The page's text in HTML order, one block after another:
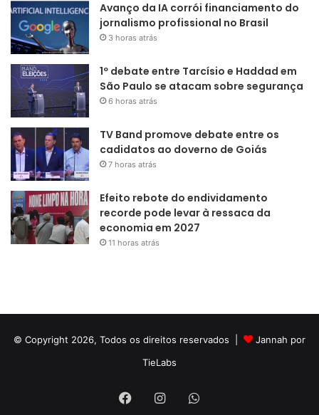
Avanço da IA corrói financiamento do
jornalismo profissional no Brasil
3 horas atrás
1º debate entre Tarcísio e Haddad em
São Paulo se atacam sobre segurança
6 horas atrás
TV Band promove debate entre os
cadidatos ao doverno de Goiás
7 horas atrás
Efeito rebote do endividamento
recorde pode levar à ressaca da
economia em 2027
11 horas atrás
© Copyright 2026, Todos os direitos reservados |
Jannah por
TieLabs
FacebookInstagramWhatsApp